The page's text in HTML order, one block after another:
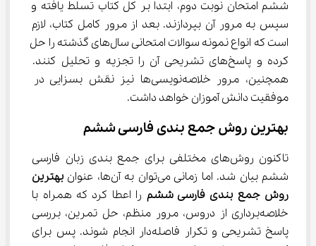
ششم امتحان نوبت دوم، ابتدا بر کل کتاب تسلط یافته و
سپس به مرور آن بپردازند. بعد از مرور کامل کتاب، لازم
است که انواع نمونه سوالات امتحانی سال‌های گذشته را حل
کرده و پاسخ‌های تشریحی آن را تجزیه و تحلیل کنند.
همچنین، مرور خلاصه‌نویسی‌ها نیز نقش بسزایی در
موفقیت دانش آموزان خواهد داشت.
بهترین روش جمع بندی فارسی ششم
تاکنون روش‌های مختلفی برای جمع بندی زبان فارسی
ششم بیان شد. اما زمانی می‌توان به آن‌ها، عنوان
بهترین
روش جمع بندی فارسی ششم را اعطا کرد که همراه با
خلاصه‌برداری از دروس، مرور منظم، حل تمرین، بررسی
پاسخ تشریحی و تکرار فاصله‌دار انجام شوند. پس برای